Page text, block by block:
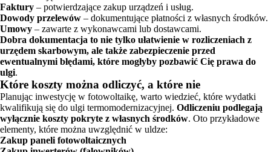
Faktury – potwierdzające zakup urządzeń i usług.
Dowody przelewów – dokumentujące płatności z własnych środków.
Umowy – zawarte z wykonawcami lub dostawcami.
Dobra dokumentacja to nie tylko ułatwienie w rozliczeniach z
urzędem skarbowym, ale także zabezpieczenie przed
ewentualnymi błędami, które mogłyby pozbawić Cię prawa do
ulgi.
Które koszty można odliczyć, a które nie
Planując inwestycję w fotowoltaikę, warto wiedzieć, które wydatki
kwalifikują się do ulgi termomodernizacyjnej. Odliczeniu podlegają
wyłącznie koszty pokryte z własnych środków. Oto przykładowe
elementy, które można uwzględnić w uldze:
Zakup paneli fotowoltaicznych